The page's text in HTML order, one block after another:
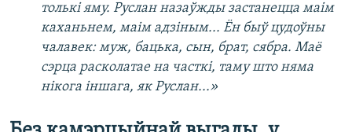
толькі яму. Руслан назаўжды застанецца маім
каханьнем, маім адзіным... Ён быў цудоўны
чалавек: муж, бацька, сын, брат, сябра. Маё
сэрца расколатае на часткі, таму што няма
нікога іншага, як Руслан...»